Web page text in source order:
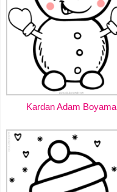
Kardan Adam Boyama